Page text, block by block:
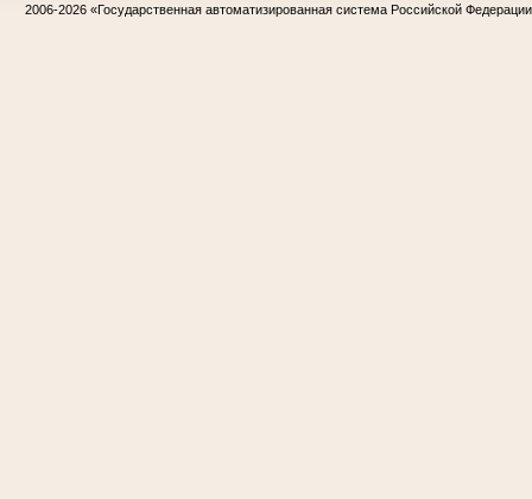
2006-2026 «Государственная автоматизированная система Российской